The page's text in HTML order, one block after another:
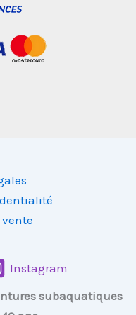
Instagram
subaquatiques